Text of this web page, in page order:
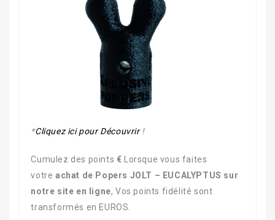
*Cliquez ici pour Découvrir!
Cumulez des points € Lorsque vous faites
votre achat de Popers JOLT – EUCALYPTUS sur
notre site en ligne, Vos points fidélité sont
transformés en EUROS.